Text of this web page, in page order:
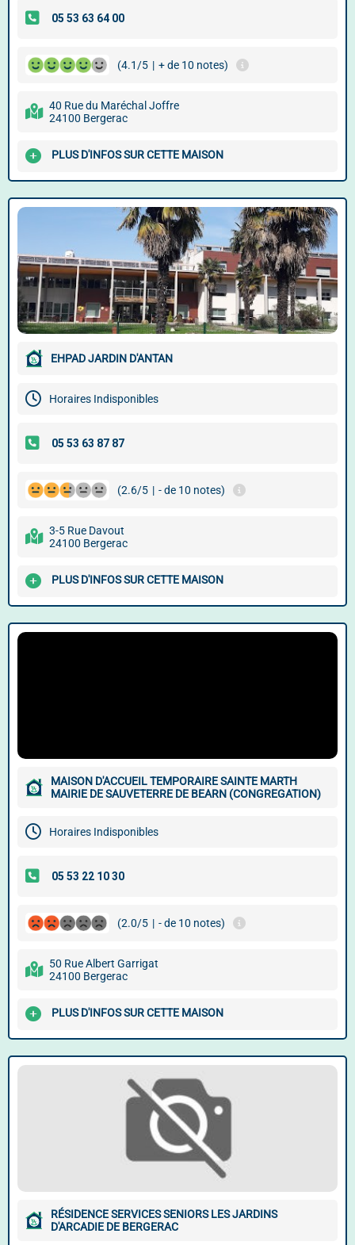
(4.1/5 | + de 10 notes)
40 Rue du Maréchal Joffre
24100 Bergerac
PLUS D'INFOS SUR CETTE MAISON
EHPAD JARDIN D'ANTAN
Horaires Indisponibles
(2.6/5 | - de 10 notes)
3-5 Rue Davout
24100 Bergerac
PLUS D'INFOS SUR CETTE MAISON
MAISON D'ACCUEIL TEMPORAIRE SAINTE MARTH
MAIRIE DE SAUVETERRE DE BEARN (CONGREGATION)
Horaires Indisponibles
(2.0/5 | - de 10 notes)
50 Rue Albert Garrigat
24100 Bergerac
PLUS D'INFOS SUR CETTE MAISON
RÉSIDENCE SERVICES SENIORS LES JARDINS
D'ARCADIE DE BERGERAC